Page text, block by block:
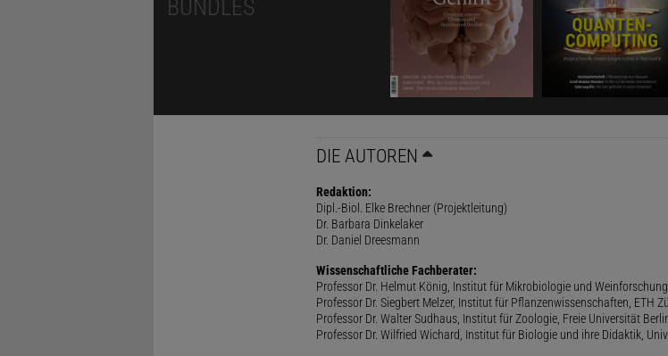
BUNDLES
DIE AUTOREN
Redaktion:
Dipl.-Biol. Elke Brechner (Projektleitung)
Dr. Barbara Dinkelaker
Dr. Daniel Dreesmann
Wissenschaftliche Fachberater:
Professor Dr. Helmut König, Institut für Mikrobiologie und
Professor Dr. Siegbert Melzer, Institut für Pflanzenwissenschaften, ETH
Professor Dr. Walter Sudhaus, Institut für Zoologie, Freie Universität
Professor Dr. Wilfried Wichard, Institut für Biologie und ihre Didaktik,